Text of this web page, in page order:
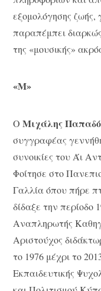
εξομολόγησης
παραπέμπει
της «μουσικής»
«Μ»
ΟΜιχάλης
συγγραφέας
συνοικίες του Άι
Φοίτησε στο
Γαλλία όπου πήρε
δίδαξε την περίοδο
Αναπληρωτής
Αριστούχος
το 1976 μέχρι το
Εκπαιδευτικής